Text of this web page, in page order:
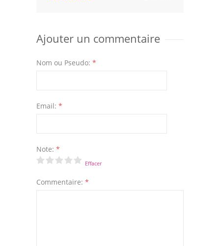
Ajouter un commentaire
Nom ou Pseudo: *
Email: *
Note: *
Effacer
Commentaire: *